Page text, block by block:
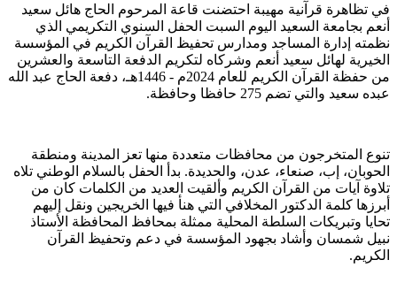
في تظاهرة قرآنية مهيبة احتضنت قاعة المرحوم الحاج هائل سعيد
أنعم بجامعة السعيد اليوم السبت الحفل السنوي التكريمي الذي
نظمته إدارة المساجد ومدارس تحفيظ القرآن الكريم في المؤسسة
الخيرية لهائل سعيد أنعم وشركاه لتكريم الدفعة التاسعة والعشرين
من حفظة القرآن الكريم للعام 2024م - 1446هـ، دفعة الحاج عبد الله
عبده سعيد والتي تضم 275 حافظا وحافظة.
تنوع المتخرجون من محافظات متعددة منها تعز المدينة ومنطقة
الحوبان، إب، صنعاء، عدن، والحديدة. بدأ الحفل بالسلام الوطني تلاه
تلاوة آيات من القرآن الكريم وألقيت العديد من الكلمات كان من
أبرزها كلمة الدكتور المخلافي التي هنأ فيها الخريجين ونقل إليهم
تحايا وتبريكات السلطة المحلية ممثلة بمحافظ المحافظة الأستاذ
نبيل شمسان وأشاد بجهود المؤسسة في دعم وتحفيظ القرآن
الكريم.